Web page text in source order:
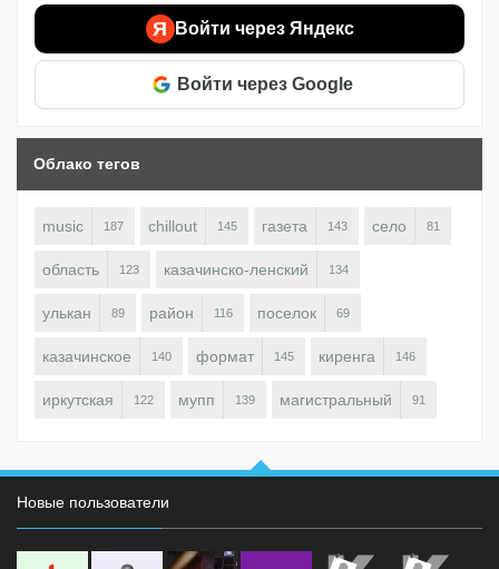
Я Войти через Яндекс
Войти через Google
Облако тегов
music 187 chillout 145 газета 143 село 81
область 123 казачинско-ленский 134
улькан 89 район 116 поселок 69
казачинское 140 формат 145 киренга 146
иркутская 122 мупп 139 магистральный 91
Новые пользователи